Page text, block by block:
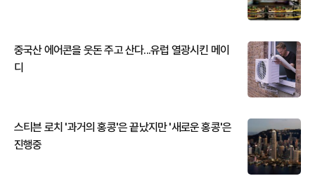
중국산 에어콘을 웃돈 주고 산다...유럽 열광시킨 메이
디
스티븐 로치 '과거의 홍콩'은 끝났지만 '새로운 홍콩'은
진행중